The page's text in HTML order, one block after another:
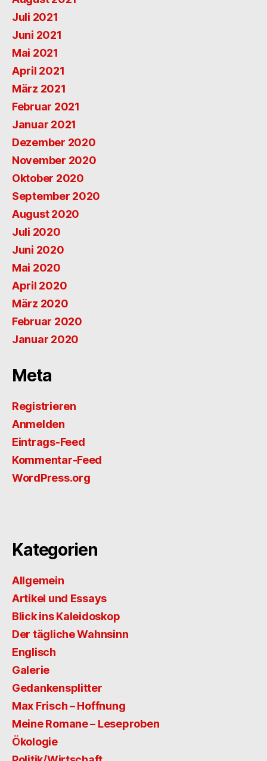
Juli 2021
Juni 2021
Mai 2021
April 2021
März 2021
Februar 2021
Januar 2021
Dezember 2020
November 2020
Oktober 2020
September 2020
August 2020
Juli 2020
Juni 2020
Mai 2020
April 2020
März 2020
Februar 2020
Januar 2020
Meta
Registrieren
Anmelden
Eintrags-Feed
Kommentar-Feed
WordPress.org
Kategorien
Allgemein
Artikel und Essays
Blick ins Kaleidoskop
Der tägliche Wahnsinn
Englisch
Galerie
Gedankensplitter
Max Frisch – Hoffnung
Meine Romane – Leseproben
Ökologie